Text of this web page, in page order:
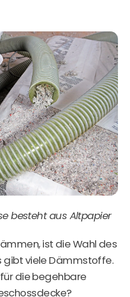
besteht aus Altpapier
ist die Wahl des
gibt viele Dämmstoffe.
die begehbare